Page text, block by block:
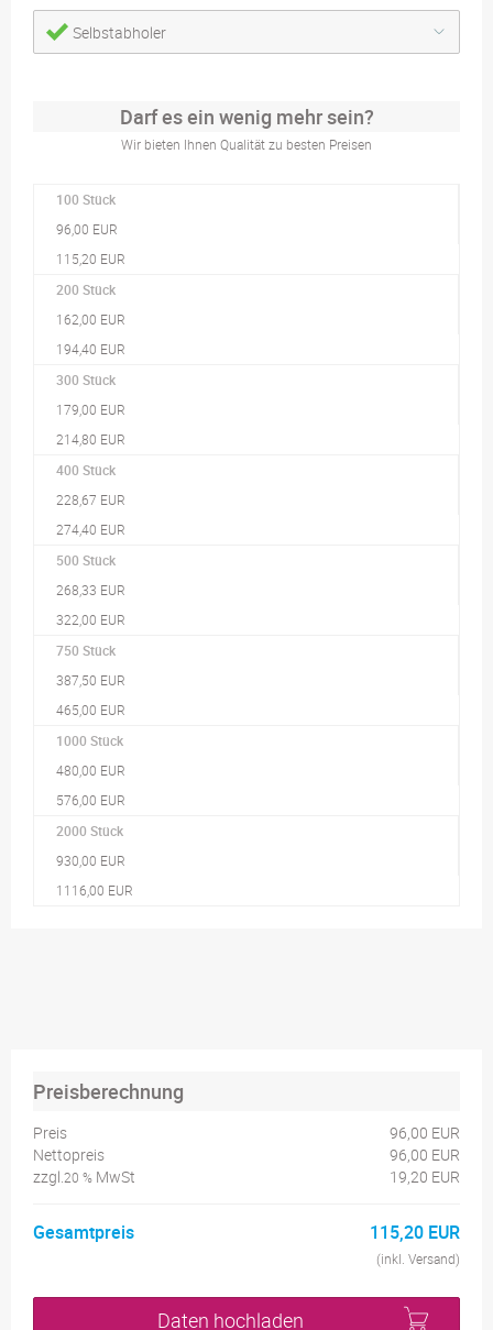
Selbstabholer
Darf es ein wenig mehr sein?
Wir bieten Ihnen Qualität zu besten Preisen
100 Stück
96,00 EUR
115,20 EUR
200 Stück
162,00 EUR
194,40 EUR
300 Stück
179,00 EUR
214,80 EUR
400 Stück
228,67 EUR
274,40 EUR
500 Stück
268,33 EUR
322,00 EUR
750 Stück
387,50 EUR
465,00 EUR
1000 Stück
480,00 EUR
576,00 EUR
2000 Stück
930,00 EUR
1116,00 EUR
Preisberechnung
Preis
96,00 EUR
Nettopreis
96,00 EUR
zzgl.20 % MwSt 19,20 EUR
Gesamtpreis 115,20 EUR
(inkl. Versand)
Daten hochladen